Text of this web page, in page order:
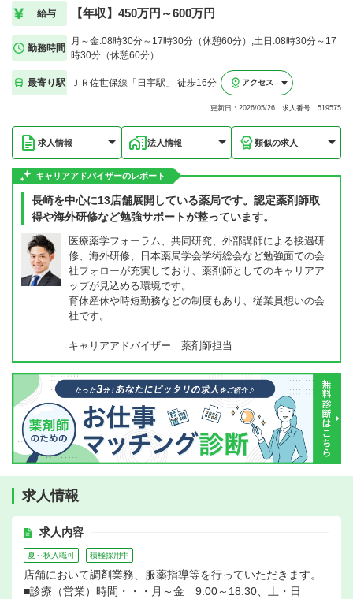
給与 【年収】450万円～600万円
勤務時間
月～金:08時30分～17時30分（休憩60分）,土日:08時30分～17
時30分（休憩60分）
最寄り駅 ＪＲ佐世保線「日宇駅」 徒歩16分 アクセス
更新日：2026/05/26 求人番号：519575
求人情報 法人情報 類似の求人
キャリアアドバイザーのレポート
長崎を中心に13店舗展開している薬局です。認定薬剤師取
得や海外研修など勉強サポートが整っています。
医療薬学フォーラム、共同研究、外部講師による接遇研
修、海外研修、日本薬局学会学術総会など勉強面での会
社フォローが充実しており、薬剤師としてのキャリアア
ップが見込める環境です。
育休産休や時短勤務などの制度もあり、従業員想いの会
社です。
キャリアアドバイザー 薬剤師担当
求人情報
求人内容
夏～秋入職可 積極採用中
店舗において調剤業務、服薬指導等を行っていただきます。
■診療（営業）時間・・・月～金 9:00～18:30、土・日